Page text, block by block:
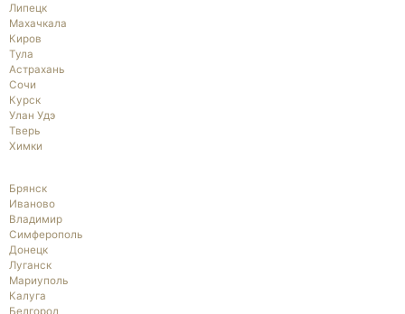
Липецк
Махачкала
Киров
Тула
Астрахань
Сочи
Курск
Улан Удэ
Тверь
Химки
Брянск
Иваново
Владимир
Симферополь
Донецк
Луганск
Мариуполь
Калуга
Белгород